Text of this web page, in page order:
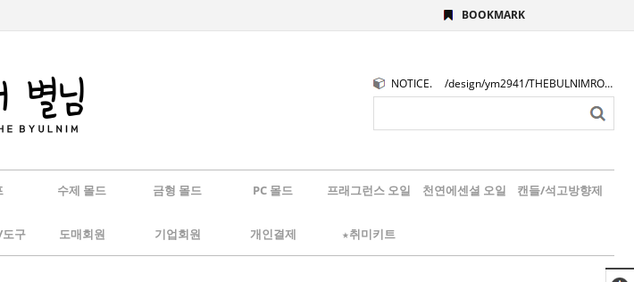
BOOKMARK
NOTICE. /design/ym2941/THEBULNIMROGO.png
수제 몰드 금형 몰드 PC 몰드 프래그런스 오일 천연에센셜 오일 캔들/석고방향제
구 도매회원 기업회원 개인결제 ★취미키트